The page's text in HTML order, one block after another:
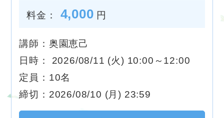
料金： 4,000 円
講師：奥園恵己
日時： 2026/08/11 (火) 10:00～12:00
定員：10名
締切：2026/08/10 (月) 23:59